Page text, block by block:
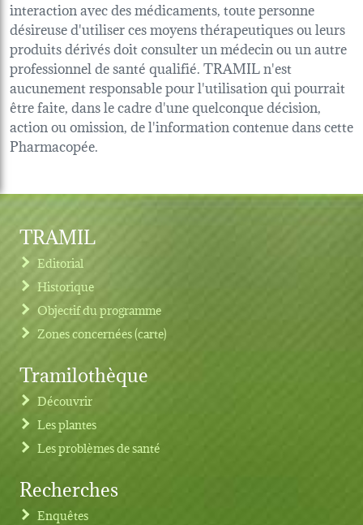
interaction avec des médicaments, toute personne
désireuse d'utiliser ces moyens thérapeutiques ou leurs
produits dérivés doit consulter un médecin ou un autre
professionnel de santé qualifié. TRAMIL n'est
aucunement responsable pour l'utilisation qui pourrait
être faite, dans le cadre d'une quelconque décision,
action ou omission, de l'information contenue dans cette
Pharmacopée.
Footer menu
TRAMIL
Editorial
Historique
Objectif du programme
Zones concernées (carte)
Tramilothèque
Découvrir
Les plantes
Les problèmes de santé
Recherches
Enquêtes